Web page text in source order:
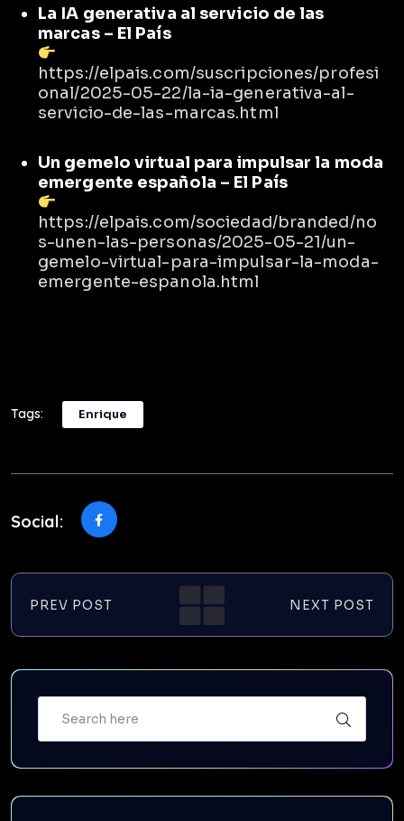
La IA generativa al servicio de las
marcas – El País
https://elpais.com/suscripciones/profesi
onal/2025-05-22/la-ia-generativa-al-
servicio-de-las-marcas.html
Un gemelo virtual para impulsar la moda
emergente española – El País
https://elpais.com/sociedad/branded/no
s-unen-las-personas/2025-05-21/un-
gemelo-virtual-para-impulsar-la-moda-
emergente-espanola.html
Tags: Enrique
Social:
PREV POST NEXT POST